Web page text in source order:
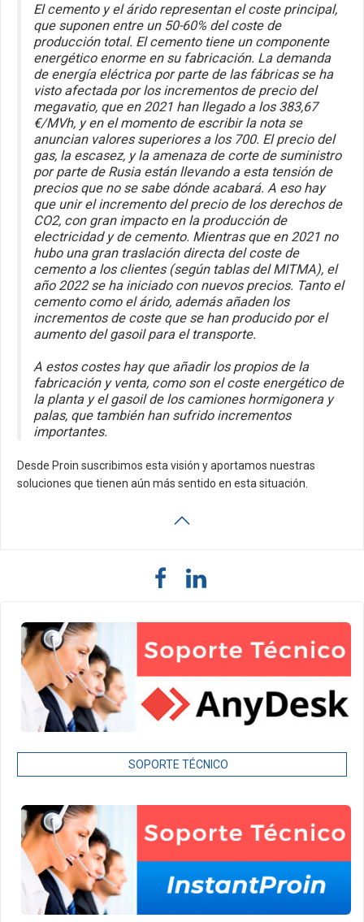
El cemento y el árido representan el coste principal,
que suponen entre un 50-60% del coste de
producción total. El cemento tiene un componente
energético enorme en su fabricación. La demanda
de energía eléctrica por parte de las fábricas se ha
visto afectada por los incrementos de precio del
megavatio, que en 2021 han llegado a los 383,67
€/MVh, y en el momento de escribir la nota se
anuncian valores superiores a los 700. El precio del
gas, la escasez, y la amenaza de corte de suministro
por parte de Rusia están llevando a esta tensión de
precios que no se sabe dónde acabará. A eso hay
que unir el incremento del precio de los derechos de
CO2, con gran impacto en la producción de
electricidad y de cemento. Mientras que en 2021 no
hubo una gran traslación directa del coste de
cemento a los clientes (según tablas del MITMA), el
año 2022 se ha iniciado con nuevos precios. Tanto el
cemento como el árido, además añaden los
incrementos de coste que se han producido por el
aumento del gasoil para el transporte.
A estos costes hay que añadir los propios de la
fabricación y venta, como son el coste energético de
la planta y el gasoil de los camiones hormigonera y
palas, que también han sufrido incrementos
importantes.
Desde Proin suscribimos esta visión y aportamos nuestras
soluciones que tienen aún más sentido en esta situación.
SOPORTE TÉCNICO